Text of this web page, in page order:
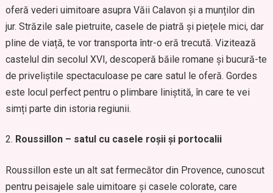
oferă vederi uimitoare asupra Văii Calavon și a munților din
jur. Străzile sale pietruite, casele de piatră și piețele mici, dar
pline de viață, te vor transporta într-o eră trecută. Vizitează
castelul din secolul XVI, descoperă băile romane și bucură-te
de priveliștile spectaculoase pe care satul le oferă. Gordes
este locul perfect pentru o plimbare liniștită, în care te vei
simți parte din istoria regiunii.
Roussillon – satul cu casele roșii și portocalii
Roussillon este un alt sat fermecător din Provence, cunoscut
pentru peisajele sale uimitoare și casele colorate, care